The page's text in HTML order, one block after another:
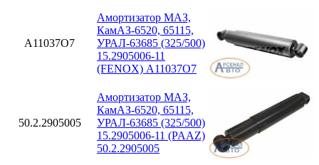
A11037O7
Амортизатор МАЗ,
КамАЗ-6520, 65115,
УРАЛ-63685 (325/500)
15.2905006-11
(FENOX) A11037O7
50.2.2905005
Амортизатор МАЗ,
КамАЗ-6520, 65115,
УРАЛ-63685 (325/500)
15.2905006-11 (PAAZ)
50.2.2905005